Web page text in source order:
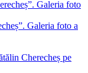
Galeria foto a